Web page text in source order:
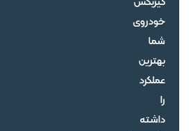
خودروی
شما
بهترین
عملکرد
را
داشته